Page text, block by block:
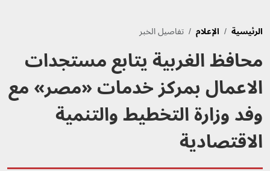
الرئيسية الإعلام تفاصيل الخبر
محافظ الغربية يتابع مستجدات
الاعمال بمركز خدمات «مصر» مع
وفد وزارة التخطيط والتنمية
الاقتصادية